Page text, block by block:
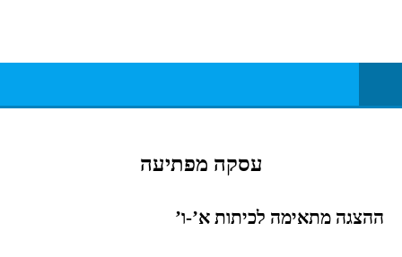
עסקה מפתיעה
ההצגה מתאימה לכיתות א’-ו’